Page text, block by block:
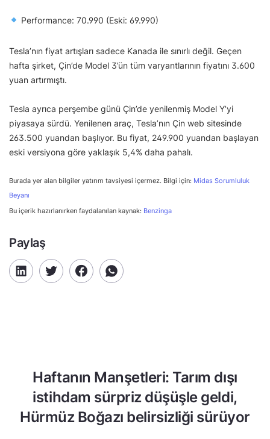
Performance: 70.990 (Eski: 69.990)
Tesla’nın fiyat artışları sadece Kanada ile sınırlı değil. Geçen
hafta şirket, Çin’de Model 3’ün tüm varyantlarının fiyatını 3.600
yuan artırmıştı.
Tesla ayrıca perşembe günü Çin’de yenilenmiş Model Y’yi
piyasaya sürdü. Yenilenen araç, Tesla’nın Çin web sitesinde
263.500 yuandan başlıyor. Bu fiyat, 249.900 yuandan başlayan
eski versiyona göre yaklaşık 5,4% daha pahalı.
Burada yer alan bilgiler yatırım tavsiyesi içermez. Bilgi için: Midas Sorumluluk
Beyanı
Bu içerik hazırlanırken faydalanılan kaynak: Benzinga
Paylaş
Haftanın Manşetleri: Tarım dışı
istihdam sürpriz düşüşle geldi,
Hürmüz Boğazı belirsizliği sürüyor